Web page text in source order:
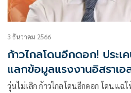
3 ธันวาคม 2566
ก้าวไกลโดนอีกดอก! ประเ
แลกข้อมูลแรงงานอิสราเอ
วุ่นไม่เลิก ก้าวไกลโดนอีกดอก โดนแฉ